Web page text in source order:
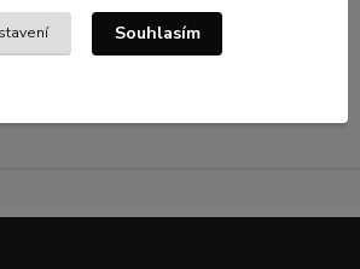
3000 Kč s hmotností zásilky do 20kg
Souhlasím